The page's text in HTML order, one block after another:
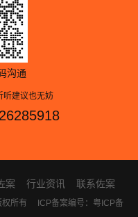
沟通
听建议也无妨
案 行业资讯 联系佐案
权所有
ICP备案编号：粤ICP备